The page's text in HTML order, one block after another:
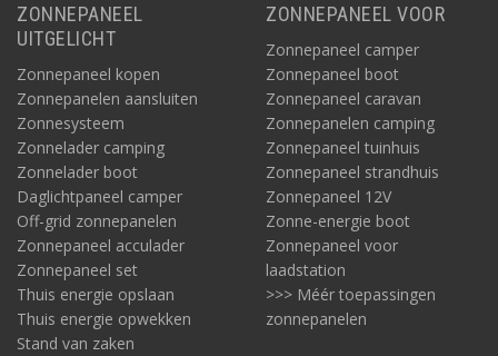
andere variant) 120V 50/60Hz netstroom. Ze zijn eenvoudig te
koppelen, installeren en bedienen. De hoogfrequente
schakeltechnologie voorkomt brom- en zoemgeluiden. De AC
Master is zuinig op de meest gevoelige apparatuur en heeft een
hoog piek-/startvermogen, een spaarmodus en is optimaal
beveiligd. Voor meer informatie verwijzen wij naar het product
zelf. Zie onderop deze pagina.
Zekeringen, zekeringhouders en overig
Tot slot zijn er diverse aanvullende accessoires via Acculaders.nl
te koop voor een mobiel DC-DC systeem: deels noodzakelijk,
deels indien gewenst, zoals voor optimalisatie en monitoring.
Denk aan zekeringen, zekeringhouders en bijvoorbeelddeze
Mastervolt accu-monitors
ZONNEPANEEL
UITGELICHT
Zonnepaneel kopen
Zonnepanelen aansluiten
Zonnesysteem
Zonnelader camping
Zonnelader boot
Daglichtpaneel camper
Off-grid zonnepanelen
Zonnepaneel acculader
Zonnepaneel set
Thuis energie opslaan
Thuis energie opwekken
Stand van zaken
ZONNEPANEEL VOOR
Zonnepaneel camper
Zonnepaneel boot
Zonnepaneel caravan
Zonnepanelen camping
Zonnepaneel tuinhuis
Zonnepaneel strandhuis
Zonnepaneel 12V
Zonne-energie boot
Zonnepaneel voor
laadstation
>>> Méér toepassingen
zonnepanelen